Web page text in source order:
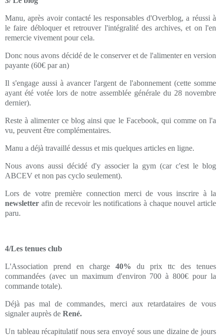
Manu, après avoir contacté les responsables d'Overblog, a réussi à
le faire débloquer et retrouver l'intégralité des archives, et on l'en
remercie vivement pour cela.
Donc nous avons décidé de le conserver et de l'alimenter en version
payante (60€ par an)
Il s'engage aussi à avancer l'argent de l'abonnement (cette somme
ayant été votée lors de notre assemblée générale du 28 novembre
dernier).
Reste à alimenter ce blog ainsi que le Facebook, qui comme on l'a
vu, peuvent être complémentaires.
Manu a déjà travaillé dessus et mis quelques articles en ligne.
Nous avons aussi décidé d'y associer la gym (car c'est le blog
ABCEV et non pas cyclo seulement).
Lors de votre première connection merci de vous inscrire à la
newsletter afin de recevoir les notifications à chaque nouvel article
paru.
4/Les tenues club
L'Association prend en charge 40% du prix ttc des tenues
commandées (avec un maximum d'environ 700 à 800€ pour la
commande totale).
Déjà pas mal de commandes, merci aux retardataires de vous
signaler auprès de René.
Un tableau récapitulatif nous sera envoyé sous une dizaine de jours